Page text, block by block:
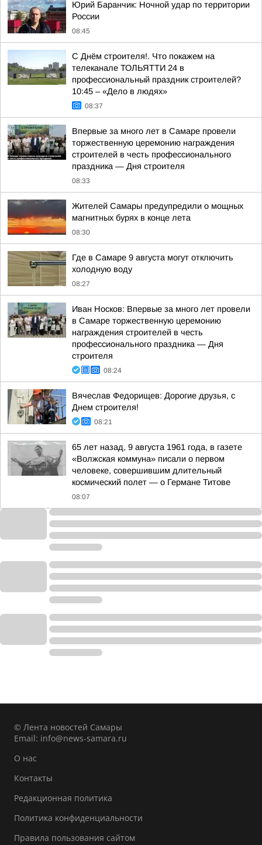
Юрий Баранчик: Ночной удар по территории
России
08:45
С Днём строителя!. Что покажем на
телеканале ТОЛЬЯТТИ 24 в
профессиональный праздник строителей?
10:45 – «Дело в людях»
08:37
Впервые за много лет в Самаре провели
торжественную церемонию награждения
строителей в честь профессионального
праздника — Дня строителя
08:33
Жителей Самары предупредили о мощных
магнитных бурях в конце лета
08:30
Где в Самаре 9 августа могут отключить
холодную воду
08:27
Иван Носков: Впервые за много лет провели
в Самаре торжественную церемонию
награждения строителей в честь
профессионального праздника — Дня
строителя
08:24
Вячеслав Федорищев: Дорогие друзья, с
Днем строителя!
08:21
65 лет назад, 9 августа 1961 года, в газете
«Волжская коммуна» писали о первом
человеке, совершившим длительный
космический полет — о Германе Титове
08:07
© Лента новостей Самары
Email: info@news-samara.ru
О нас
Контакты
Редакционная политика
Политика конфиденциальности
Правила пользования сайтом